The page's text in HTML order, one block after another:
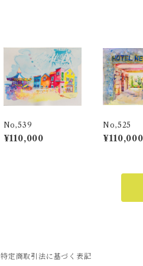
No,539
¥110,000
No,525
¥110,000
特定商取引法に基づく表記